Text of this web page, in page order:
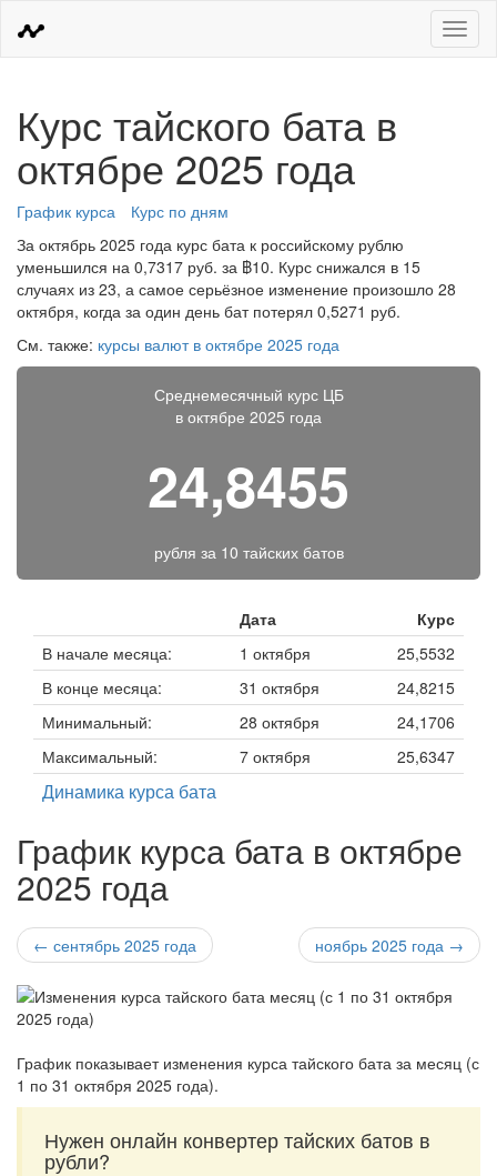
Меню
Курс тайского бата в
октябре 2025 года
График курса
Курс по дням
За октябрь 2025 года курс бата к российскому рублю
уменьшился на 0,7317 руб. за ฿10. Курс снижался в 15
случаях из 23, а самое серьёзное изменение произошло 28
октября, когда за один день бат потерял 0,5271 руб.
См. также: курсы валют в октябре 2025 года
Среднемесячный курс ЦБ
в октябре 2025 года
24,8455
рубля за 10 тайских батов
Дата
Курс
В начале месяца:
1 октября
25,5532
В конце месяца:
31 октября
24,8215
Минимальный:
28 октября
24,1706
Максимальный:
7 октября 25,6347
Динамика курса бата
График курса бата в октябре
2025 года
← сентябрь 2025 года ноябрь 2025 года →
График показывает изменения курса тайского бата за месяц (с
1 по 31 октября 2025 года).
Нужен онлайн конвертер тайских батов в
рубли?